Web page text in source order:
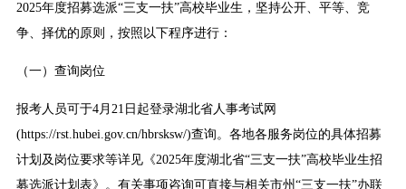
2025年度招募选派“三支一扶”高校毕业生，坚持公开、平等、竞
争、择优的原则，按照以下程序进行：
（一）查询岗位
报考人员可于4月21日起登录湖北省人事考试网
(https://rst.hubei.gov.cn/hbrsksw/)查询。各地各服务岗位的具体招募
计划及岗位要求等详见《2025年度湖北省“三支一扶”高校毕业生招
募选派计划表》。有关事项咨询可直接与相关市州“三支一扶”办联